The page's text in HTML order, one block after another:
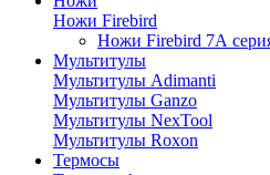
Ножи Firebird
Ножи Firebird 7А
Мультитулы
Мультитулы Adimanti
Мультитулы Ganzo
Мультитулы NexTool
Мультитулы Roxon
Термосы